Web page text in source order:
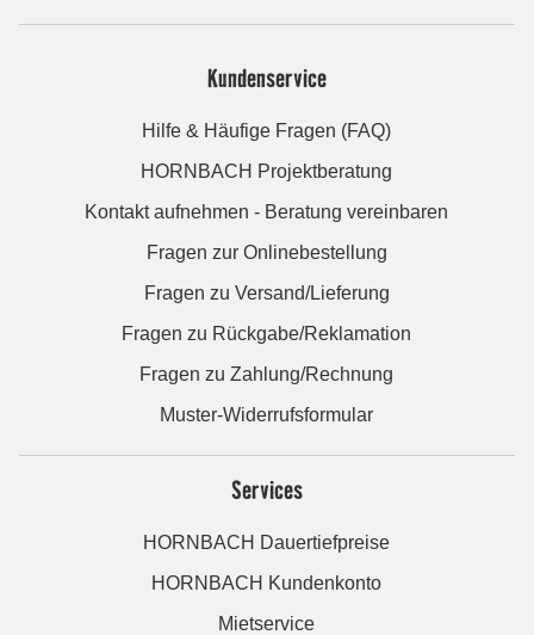
Kundenservice
Hilfe & Häufige Fragen (FAQ)
HORNBACH Projektberatung
Kontakt aufnehmen - Beratung vereinbaren
Fragen zur Onlinebestellung
Fragen zu Versand/Lieferung
Fragen zu Rückgabe/Reklamation
Fragen zu Zahlung/Rechnung
Muster-Widerrufsformular
Services
HORNBACH Dauertiefpreise
HORNBACH Kundenkonto
Mietservice